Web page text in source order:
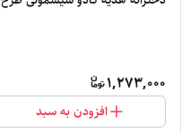
1,273,000
افزودن به سبد